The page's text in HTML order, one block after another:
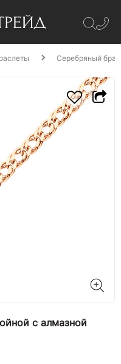
Серебряный
с алмазной